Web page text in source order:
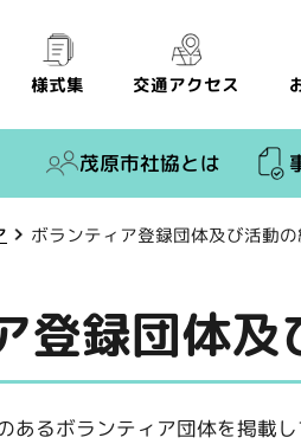
様式集 交通アクセス
茂原市社協とは
ボランティア登録団体及び活動
登録団体
るボランティア団体を掲載し